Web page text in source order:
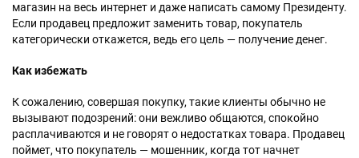
магазин на весь интернет и даже написать самому Президенту.
Если продавец предложит заменить товар, покупатель
категорически откажется, ведь его цель — получение денег.
Как избежать
К сожалению, совершая покупку, такие клиенты обычно не
вызывают подозрений: они вежливо общаются, спокойно
расплачиваются и не говорят о недостатках товара. Продавец
поймет, что покупатель — мошенник, когда тот начнет